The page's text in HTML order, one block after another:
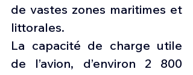
de vastes zones maritimes et
littorales.
La capacité de charge utile
de l’avion, d’environ 2 800